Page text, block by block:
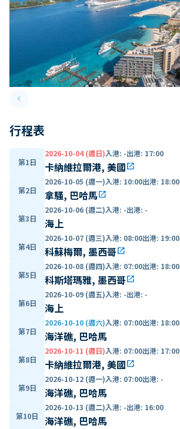
keyboard_arrow_leftPrevious slide
行程表
第1日
2026-10-04 (週日)入港: -出港: 17:00
卡納維拉爾港, 美國open_in_new
第2日
2026-10-05 (週一)入港: 10:00出港: 18:00
拿騷, 巴哈馬open_in_new
第3日
2026-10-06 (週二)入港: -出港: -
海上
第4日
2026-10-07 (週三)入港: 08:00出港: 19:00
科蘇梅爾, 墨西哥open_in_new
第5日
2026-10-08 (週四)入港: 07:00出港: 18:00
科斯塔瑪雅, 墨西哥open_in_new
第6日
2026-10-09 (週五)入港: -出港: -
海上
第7日
2026-10-10 (週六)入港: 07:00出港: 18:00
海洋礁, 巴哈馬
第8日
2026-10-11 (週日)入港: 07:00出港: 17:00
卡納維拉爾港, 美國open_in_new
第9日
2026-10-12 (週一)入港: 07:00出港: -
海洋礁, 巴哈馬
第10日
2026-10-13 (週二)入港: -出港: 16:00
海洋礁, 巴哈馬